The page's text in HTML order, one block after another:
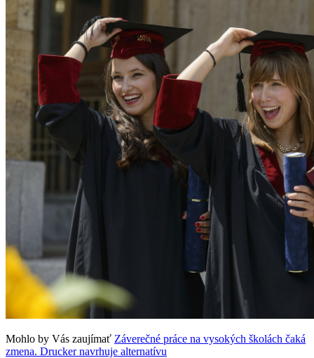
Mohlo by Vás zaujímať Záverečné práce na vysokých školách čaká
zmena. Drucker navrhuje alternatívu